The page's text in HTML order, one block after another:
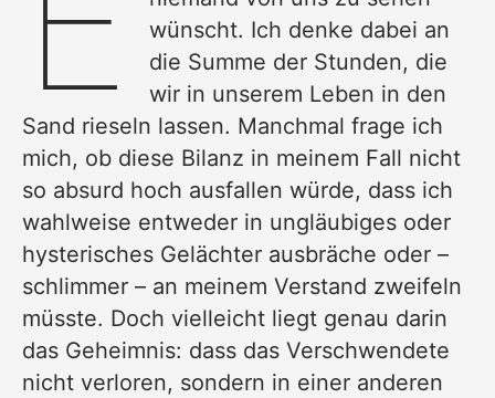
wünscht. Ich denke dabei an
die Summe der Stunden, die
wir in unserem Leben in den
Sand rieseln lassen. Manchmal frage ich
mich, ob diese Bilanz in meinem Fall nicht
so absurd hoch ausfallen würde, dass ich
wahlweise entweder in ungläubiges oder
hysterisches Gelächter ausbräche oder –
schlimmer – an meinem Verstand zweifeln
müsste. Doch vielleicht liegt genau darin
das Geheimnis: dass das Verschwendete
nicht verloren, sondern in einer anderen